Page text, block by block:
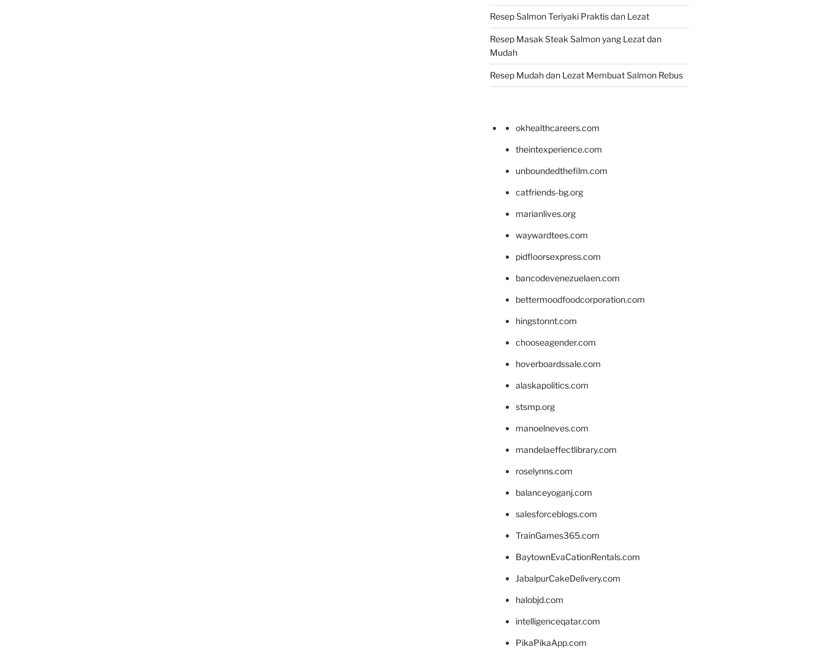
Resep Salmon Teriyaki Praktis dan Lezat
Resep Masak Steak Salmon yang Lezat dan
Mudah
Resep Mudah dan Lezat Membuat Salmon Rebus
okhealthcareers.com
theintexperience.com
unboundedthefilm.com
catfriends-bg.org
marianlives.org
waywardtees.com
pidfloorsexpress.com
bancodevenezuelaen.com
bettermoodfoodcorporation.com
hingstonnt.com
chooseagender.com
hoverboardssale.com
alaskapolitics.com
stsmp.org
manoelneves.com
mandelaeffectlibrary.com
roselynns.com
balanceyoganj.com
salesforceblogs.com
TrainGames365.com
BaytownEvaCationRentals.com
JabalpurCakeDelivery.com
halobjd.com
intelligenceqatar.com
PikaPikaApp.com